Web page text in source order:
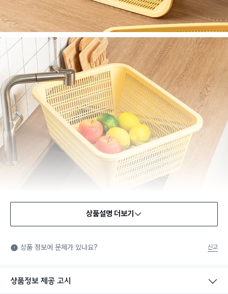
식품용 기구: 식품위생법에서 정한 규격에 따라 제조되어 식품 또
는 식품첨가물에 사용할 수 있는 식품용기구라는 표시입니다.
상품설명 더보기
상품 정보에 문제가 있나요? 신고
상품정보 제공 고시